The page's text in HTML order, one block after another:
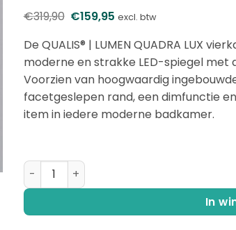
€319,90 Oorspronkelijke
was:
€319,90.
€159,95 Huidige
is:
€159,95.
excl. btw
De QUALIS® | LUMEN QUADRA LUX
moderne en strakke LED-spiegel
Voorzien van hoogwaardig
facetgeslepen rand, een dimfunctie
item in iedere moderne badkamer.
QUALIS® | LUMEN QUADRA LUX | LED
In